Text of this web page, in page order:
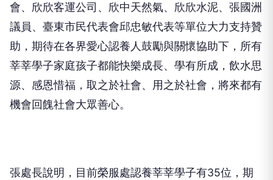
會、欣欣客運公司、欣中天然氣、欣欣水泥、張國洲
議員、臺東市民代表會邱忠敏代表等單位大力支持贊
助，期待在各界愛心認養人鼓勵與關懷協助下，所有
莘莘學子家庭孩子都能快樂成長、學有所成，飲水思
源、感恩惜福，取之於社會、用之於社會，將來都有
機會回餽社會大眾善心。
張處長說明，目前榮服處認養莘莘學子有35位，期